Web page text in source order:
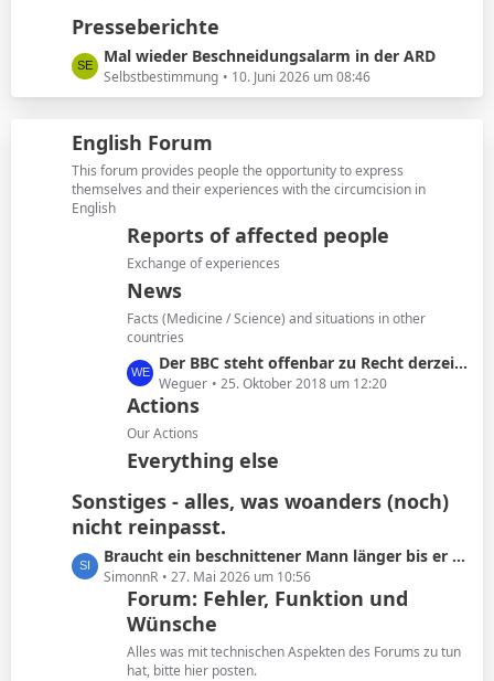
e
t
r
g
t
e
B
e
t
r
ä
g
Presseberichte
L
e
t
t
e
B
e
Mal wieder Beschneidungsalarm in der ARD
Selbstbestimmung 10. Juni 2026 um 08:46
English Forum
This forum provides people the opportunity to express
themselves and their experiences with the circumcision in
English
Reports of affected people
Exchange of experiences
News
Facts (Medicine / Science) and situations in other
countries
L
e
t
z
t
e
B
e
i
t
r
ä
g
e
Der BBC steht offenbar zu Recht derzeit in der Kritik
Weguer 25. Oktober 2018 um 12:20
Actions
Our Actions
Everything else
Sonstiges - alles, was woanders (noch)
nicht reinpasst.
L
e
Braucht ein beschnittener Mann länger bis er kommt oder ist das Schwachsinn?
SimonnR 27. Mai 2026 um 10:56
Forum: Fehler, Funktion und
Wünsche
Alles was mit technischen Aspekten des Forums zu tun
hat, bitte hier posten.